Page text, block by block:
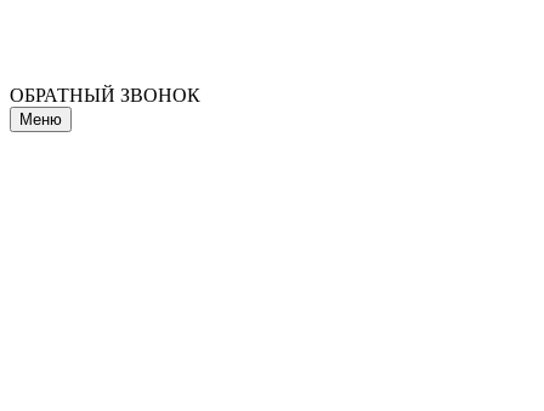
ОБРАТНЫЙ ЗВОНОК
Меню